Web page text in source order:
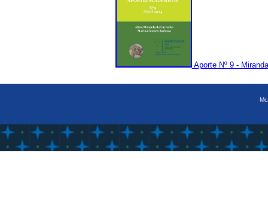
Aporte Nº 9 -